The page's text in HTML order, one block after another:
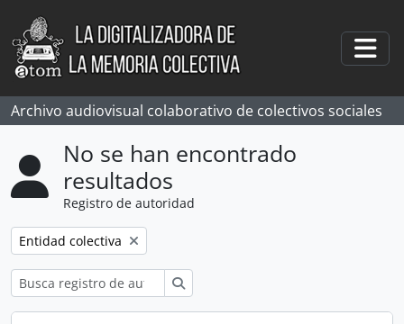
Skip to main content
Archivo audiovisual colaborativo de colectivos sociales
No se han encontrado
resultados
Registro de autoridad
Remove filter:
Entidad colectiva